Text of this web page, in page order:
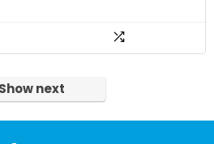
Show next